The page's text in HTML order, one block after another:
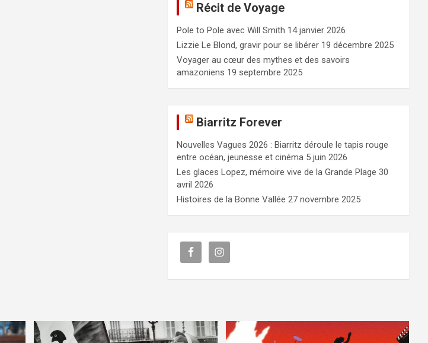
c
h
e
r
Récit de Voyage
Pole to Pole avec Will Smith 14 janvier 2026
Lizzie Le Blond, gravir pour se libérer 19 décembre 2025
Voyager au cœur des mythes et des savoirs
amazoniens 19 septembre 2025
Biarritz Forever
Nouvelles Vagues 2026 : Biarritz déroule le tapis rouge
entre océan, jeunesse et cinéma 5 juin 2026
Les glaces Lopez, mémoire vive de la Grande Plage 30
avril 2026
Histoires de la Bonne Vallée 27 novembre 2025